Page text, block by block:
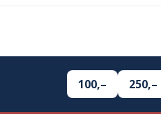
100,– 250,–